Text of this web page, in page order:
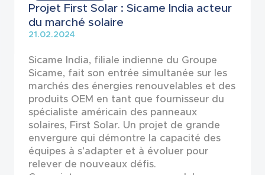
Projet First Solar : Sicame India acteur
du marché solaire
21.02.2024
Sicame India, filiale indienne du Groupe
Sicame, fait son entrée simultanée sur les
marchés des énergies renouvelables et des
produits OEM en tant que fournisseur du
spécialiste américain des panneaux
solaires, First Solar. Un projet de grande
envergure qui démontre la capacité des
équipes à s’adapter et à évoluer pour
relever de nouveaux défis.